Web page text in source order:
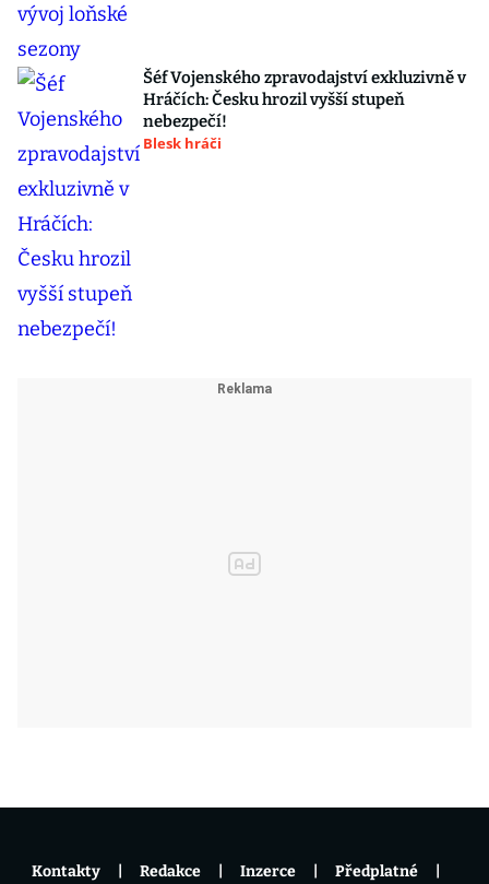
Šéf Vojenského zpravodajství exkluzivně v
Hráčích: Česku hrozil vyšší stupeň
nebezpečí!
Blesk hráči
Kontakty Redakce Inzerce Předplatné